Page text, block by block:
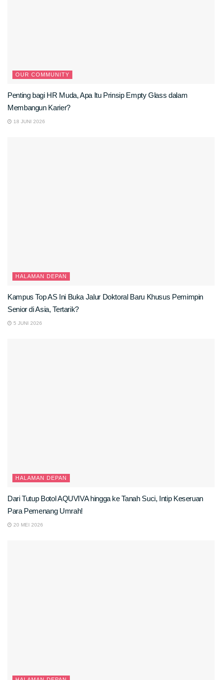
OUR COMMUNITY
Penting bagi HR Muda, Apa Itu Prinsip Empty Glass dalam
Membangun Karier?
18 JUNI 2026
HALAMAN DEPAN
Kampus Top AS Ini Buka Jalur Doktoral Baru Khusus Pemimpin
Senior di Asia, Tertarik?
5 JUNI 2026
HALAMAN DEPAN
Dari Tutup Botol AQUVIVA hingga ke Tanah Suci, Intip Keseruan
Para Pemenang Umrah!
20 MEI 2026